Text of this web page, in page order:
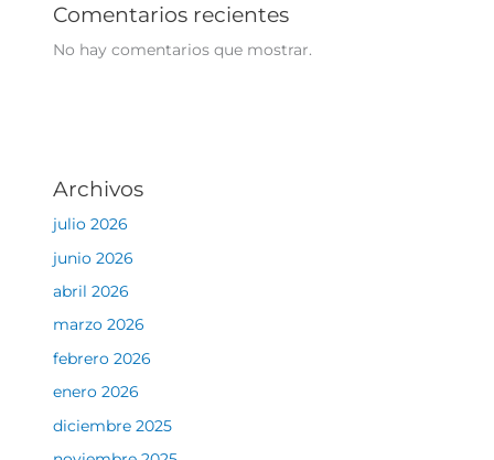
Comentarios recientes
No hay comentarios que mostrar.
Archivos
julio 2026
junio 2026
abril 2026
marzo 2026
febrero 2026
enero 2026
diciembre 2025